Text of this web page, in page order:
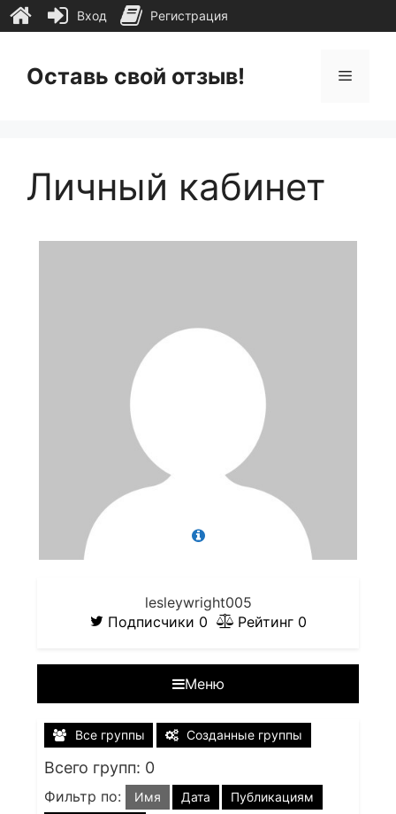
содержимому
Оставь свой отзыв! Меню
Личный кабинет
lesleywright005
Подписчики 0 Рейтинг 0
Меню
Все группы Созданные группы
Всего групп: 0
Фильтр по: Имя Дата
Публикациям
Вход Регистрация